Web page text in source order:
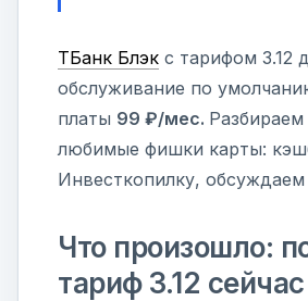
ТБанк Блэк с тарифом 3.12
обслуживание по
платы 99 ₽/мес.
любимые фишки карты:
Инвесткопилку,
Что произошло:
тариф 3.12